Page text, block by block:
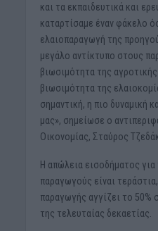
και τα εκπαιδευτικά και
καταρτίσαμε έναν φάκελο
ελαιοπαραγωγή της
μεγάλο αντίκτυπο στους
βιωσιμότητα της
βιωσιμότητα της
σημαντική, η πιο δυναμική
μας», σημείωσε ο
Οικονομίας, Σταύρος
Η απώλεια εισοδήματος
παραγωγούς είναι
παραγωγής αγγίζει το
της τελευταίας δεκαετίας.